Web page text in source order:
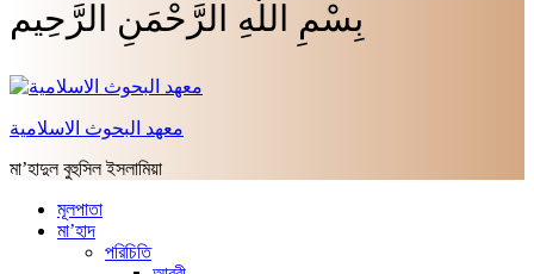
بِسْمِ اللَّهِ الرَّحْمَنِ الرَّحِيم
معهد البحوث الاسلامية
মা’হাদুল বুহুসিল ইসলামিয়া
মূলপাতা
মা’হাদ
পরিচিতি